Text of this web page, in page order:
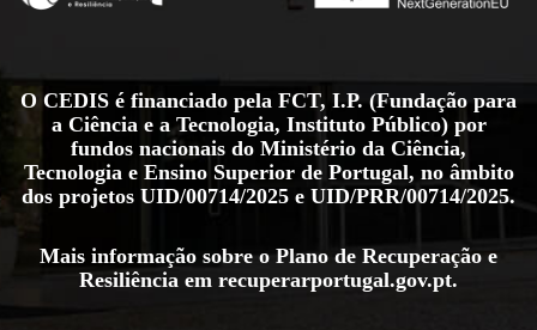
O CEDIS é financiado pela FCT, I.P. (Fundação para
a Ciência e a Tecnologia, Instituto Público) por
fundos nacionais do Ministério da Ciência,
Tecnologia e Ensino Superior de Portugal, no âmbito
dos projetos UID/00714/2025 e UID/PRR/00714/2025.
Mais informação sobre o Plano de Recuperação e
Resiliência em recuperarportugal.gov.pt.